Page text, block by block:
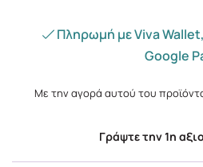
Πληρωμή με Viva
Google
Με την αγορά αυτού του
Γράψτε την 1η